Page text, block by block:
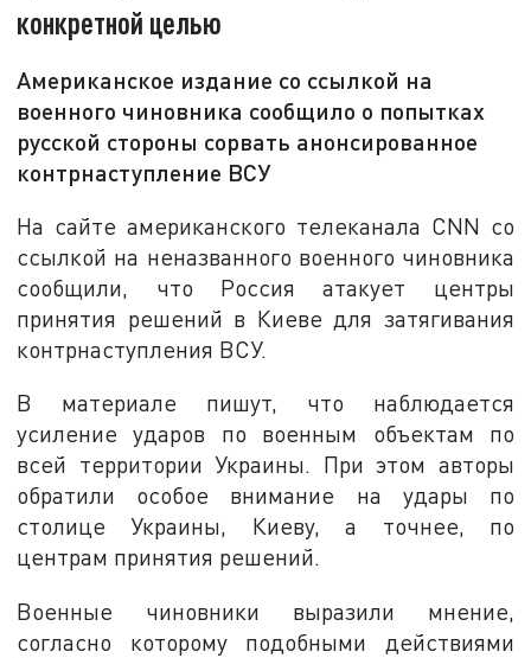
конкретной целью
Американское издание со ссылкой на
военного чиновника сообщило о попытках
русской стороны сорвать анонсированное
контрнаступление ВСУ
На сайте американского телеканала CNN со
ссылкой на неназванного военного чиновника
сообщили, что Россия атакует центры
принятия решений в Киеве для затягивания
контрнаступления ВСУ.
В материале пишут, что наблюдается
усиление ударов по военным объектам по
всей территории Украины. При этом авторы
обратили особое внимание на удары по
столице Украины, Киеву, а точнее, по
центрам принятия решений.
Военные чиновники выразили мнение,
согласно которому подобными действиями